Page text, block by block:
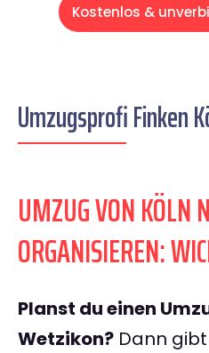
Kostenlos &
Umzugsprofi Finken
UMZUG VON KÖLN
ORGANISIEREN:
Planst du einen
Wetzikon? Dann